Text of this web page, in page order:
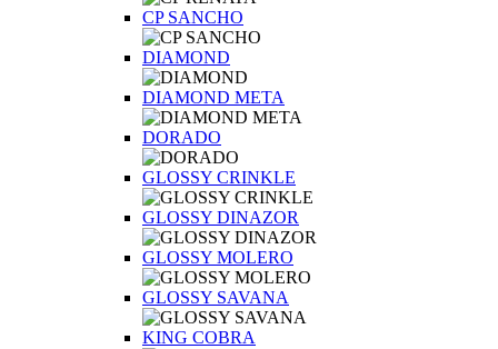
CP SANCHO
DIAMOND
DIAMOND META
DORADO
GLOSSY CRINKLE
GLOSSY DINAZOR
GLOSSY MOLERO
GLOSSY SAVANA
KING COBRA